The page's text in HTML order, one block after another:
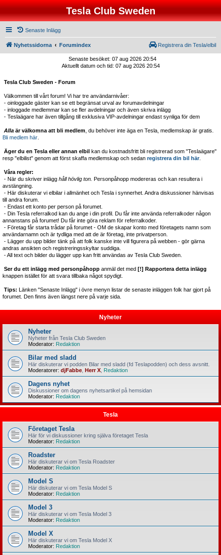
Tesla Club Sweden
Senaste Inlägg
Nyhetssidorna Forumindex Registrera din Tesla/elbil
Senaste besöket: 07 aug 2026 20:54
Aktuellt datum och tid: 07 aug 2026 20:54
Tesla Club Sweden - Forum
Välkommen till vårt forum! Vi har tre användarnivåer:
- oinloggade gäster kan se ett begränsat urval av forumavdelningar
- inloggade medlemmar kan se fler avdelningar och även skriva inlägg
- Teslaägare har även tillgång till exklusiva VIP-avdelningar endast synliga för dem
Alla är välkomna att bli medlem , du behöver inte äga en Tesla, medlemskap är gratis.
Bli medlem här
Äger du en Tesla eller annan elbil kan du kostnadsfritt bli registrerad som "Teslaägare"
resp "elbilist" genom att först skaffa medlemskap och sedan registrera din bil här.
Våra regler:
- När du skriver inlägg håll hövlig ton. Personpåhopp modereras och kan resultera i
avstängning.
- Här diskuterar vi elbilar i allmänhet och Tesla i synnerhet. Andra diskussioner hänvisas
till andra forum.
- Endast ett konto per person på forumet.
- Din Tesla referralkod kan du ange i din profil. Du får inte använda referralkoder någon
annanstans på forumet! Du får inte göra reklam för referralkoder.
- Företag får starta trådar på forumet - OM de skapar konto med företagets namn som
användarnamn och är tydliga med att de är företag, inte privatperson.
- Lägger du upp bilder tänk på att folk kanske inte vill figurera på webben - gör gärna
andras ansikten och registreringsskyltar suddiga.
- All text och bilder du lägger upp kan fritt användas av Tesla Club Sweden.
Ser du ett inlägg med personpåhopp anmäl det med [!] Rapportera detta inlägg
knappen istället för att svara tillbaka något spydigt.
Tips: Länken "Senaste Inlägg" i övre menyn listar de senaste inläggen folk har gjort på
forumet. Den finns även längst nere på varje sida.
Nyheter
Nyheter
Nyheter från Tesla Club Sweden
Moderator: Redaktion
Bilar med sladd
Här diskuterar vi podden Bilar med sladd (fd Teslapodden) och dess avsnitt.
Moderatorer: djFabbe Herr X Redaktion
Dagens nyhet
Diskussioner om dagens nyhetsartikel på hemsidan
Moderator: Redaktion
Tesla
Företaget Tesla
Här för vi diskussioner kring själva företaget Tesla
Moderator: Redaktion
Roadster
Här diskuterar vi om Tesla Roadster
Moderator: Redaktion
Model S
Här diskuterar vi om Tesla Model S
Moderator: Redaktion
Model 3
Här diskuterar vi om Tesla Model 3
Moderator: Redaktion
Model X
Här diskuterar vi om Tesla Model X
Moderator: Redaktion